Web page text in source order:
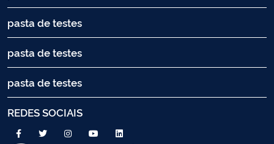
pasta de testes
pasta de testes
pasta de testes
REDES SOCIAIS